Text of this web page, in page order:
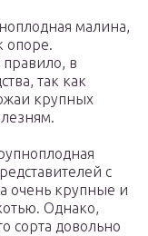
малина,
опоре.
правило, в
так как
крупных
с
очень крупные и
Однако,
сорта довольно